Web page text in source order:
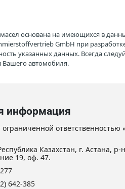
основана на имеющихся в
GmbH при
указанных данных. Всегда
Вашего автомобиля.
информация
ответственностью
Казахстан, г. Астана,
19, оф. 47.
642-385